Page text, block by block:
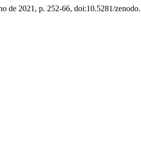
de 2021, p. 252-66, doi:10.5281/